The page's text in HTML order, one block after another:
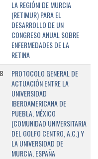
LA REGIÓNI DE MURCIA
(RETIMUR) PARA EL
DESARROLLO DE UN
CONGRESO ANUAL SOBRE
ENFERMEDADES DE LA
RETINA
PROTOCOLO GENERAL DE
ACTUACIÓN ENTRE LA
UNIVERSIDAD
IBEROAMERICANA DE
PUEBLA, MÉXICO
(COMUNIDAD UNIVERSITARIA
DEL GOLFO CENTRO, A.C.) Y
LA UNIVERSIDAD DE
MURCIA, ESPAÑA